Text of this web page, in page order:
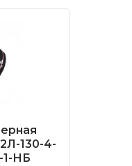
130-4-
1-НБ